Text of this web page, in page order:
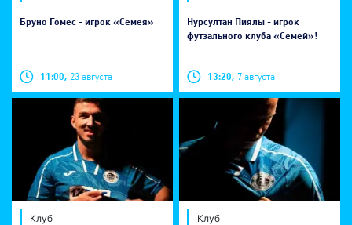
Бруно Гомес - игрок «Семея»
11:00, 23 августа
Нурсултан Пиялы - игрок
футзального клуба «Семей»!
13:20, 7 августа
Клуб Клуб